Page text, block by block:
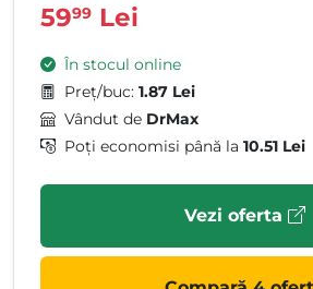
5999 Lei
În stocul online
Preț/buc: 1.87 Lei
Vândut de DrMax
Poți economisi până la 10.51 Lei
Vezi oferta